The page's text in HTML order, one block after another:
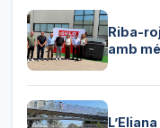
Riba-
amb